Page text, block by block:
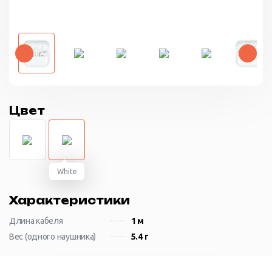
Цвет
White
Характеристики
Длина кабеля
1 м
Вес (одного наушника)
5.4 г